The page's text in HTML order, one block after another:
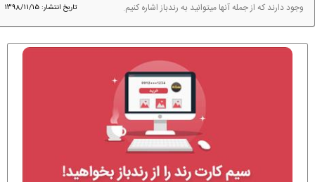
وجود دارند که از جمله آنها میتوانید به رندباز اشاره کنیم.
تاریخ انتشار: 1398/11/15